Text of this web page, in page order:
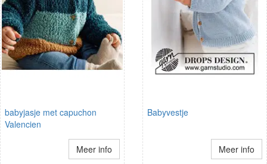
babyjasje met capuchon
Valencien
Meer info
Babyvestje
Meer info